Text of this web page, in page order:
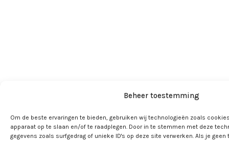
Beheer toestemming
Om de beste ervaringen te bieden, gebruiken wij technologieën zoals
apparaat op te slaan en/of te raadplegen. Door in te stemmen met deze
gegevens zoals surfgedrag of unieke ID's op deze site verwerken. Als je